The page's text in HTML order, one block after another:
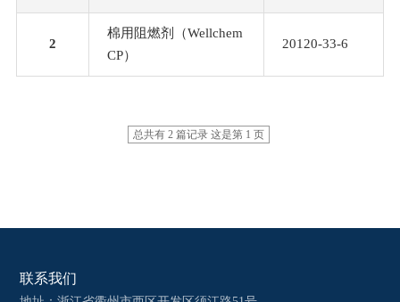
2
棉用阻燃剂（Wellchem
CP）
20120-33-6
总共有 2 篇记录 这是第 1 页
联系我们